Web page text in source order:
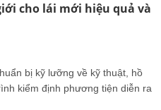
cho lái mới hiệu quả và
bị kỹ lưỡng về kỹ thuật, hồ
kiểm định phương tiện diễn ra